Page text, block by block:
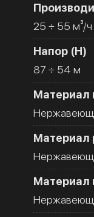
25 ÷ 55 м³/ч
Напор (H)
87 ÷ 54 м
Материал
Материал
Материал